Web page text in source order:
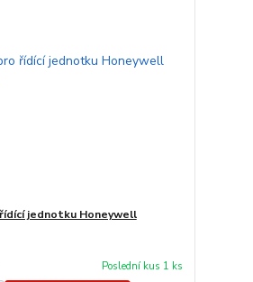
jednotku Honeywell
Poslední kus 1 ks